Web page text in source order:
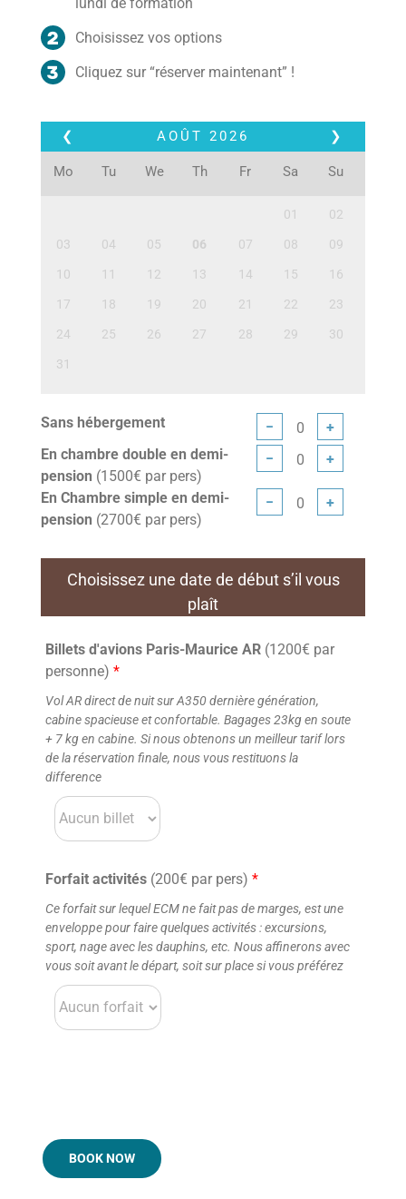
Choisissez vos options
Cliquez sur “réserver maintenant” !
❮ ❯
AOÛT 2026
Mo Tu We Th Fr Sa Su
01 02
03 04 05 06 07 08 09
10 11 12 13 14 15 16
17 18 19 20 21 22 23
24 25 26 27 28 29 30
31
Sans hébergement −
+
En chambre double en demi-
pension (1500€ par pers)
− +
En Chambre simple en demi-
pension (2700€ par pers)
− +
Choisissez une date de début s’il vous
plaît
Billets d'avions Paris-Maurice AR(1200€ par
personne) *
Vol AR direct de nuit sur A350 dernière génération,
cabine spacieuse et confortable. Bagages 23kg en soute
+ 7 kg en cabine. Si nous obtenons un meilleur tarif lors
de la réservation finale, nous vous restituons la
difference
Forfait activités(200€ par pers) *
Ce forfait sur lequel ECM ne fait pas de marges, est une
enveloppe pour faire quelques activités : excursions,
sport, nage avec les dauphins, etc. Nous affinerons avec
vous soit avant le départ, soit sur place si vous préférez
BOOK NOW